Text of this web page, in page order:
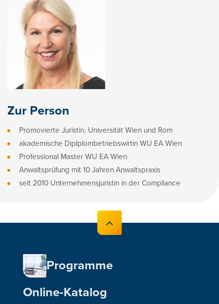
Zur Person
Promovierte Juristin, Universität Wien und Rom
akademische Diplplombetriebswirtin WU EA Wien
Professional Master WU EA Wien
Anwaltsprüfung mit 10 Jahren Anwaltspraxis
seit 2010 Unternehmensjuristin in der Compliance
Programme
Online-Katalog